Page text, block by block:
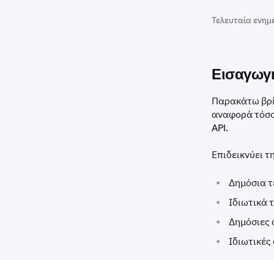
Τελευταία
Παρακάτω
αναφορά
API.
Επιδεικνύει
• Δημόσια
• Ιδιωτικά
• Δημόσιες
•